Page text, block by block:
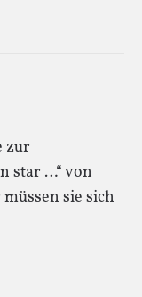
zur
star …“ von
sie sich